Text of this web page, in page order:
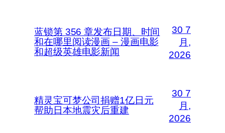
蓝锁第 356 章发布日期、时间
和在哪里阅读漫画 – 漫画电影
和超级英雄电影新闻
30 7
月,
2026
精灵宝可梦公司捐赠1亿日元
帮助日本地震灾后重建
30 7
月,
2026